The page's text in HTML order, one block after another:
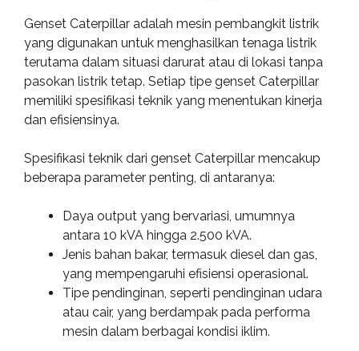
Genset Caterpillar adalah mesin pembangkit listrik
yang digunakan untuk menghasilkan tenaga listrik
terutama dalam situasi darurat atau di lokasi tanpa
pasokan listrik tetap. Setiap tipe genset Caterpillar
memiliki spesifikasi teknik yang menentukan kinerja
dan efisiensinya.
Spesifikasi teknik dari genset Caterpillar mencakup
beberapa parameter penting, di antaranya:
Daya output yang bervariasi, umumnya
antara 10 kVA hingga 2.500 kVA.
Jenis bahan bakar, termasuk diesel dan gas,
yang mempengaruhi efisiensi operasional.
Tipe pendinginan, seperti pendinginan udara
atau cair, yang berdampak pada performa
mesin dalam berbagai kondisi iklim.